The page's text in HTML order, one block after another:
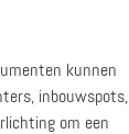
kunnen
inbouwspots,
om een